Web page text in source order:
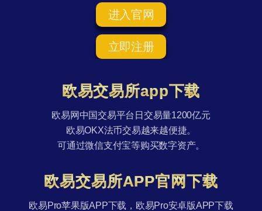
进入官网
立即注册
欧易交易所app下载
欧易网中国交易平台日交易量1200亿元
欧易OKX法币交易越来越便捷。
可通过微信支付宝等购买数字资产。
欧易交易所APP官网下载
欧易Pro苹果版APP下载，欧易Pro安卓版APP下载